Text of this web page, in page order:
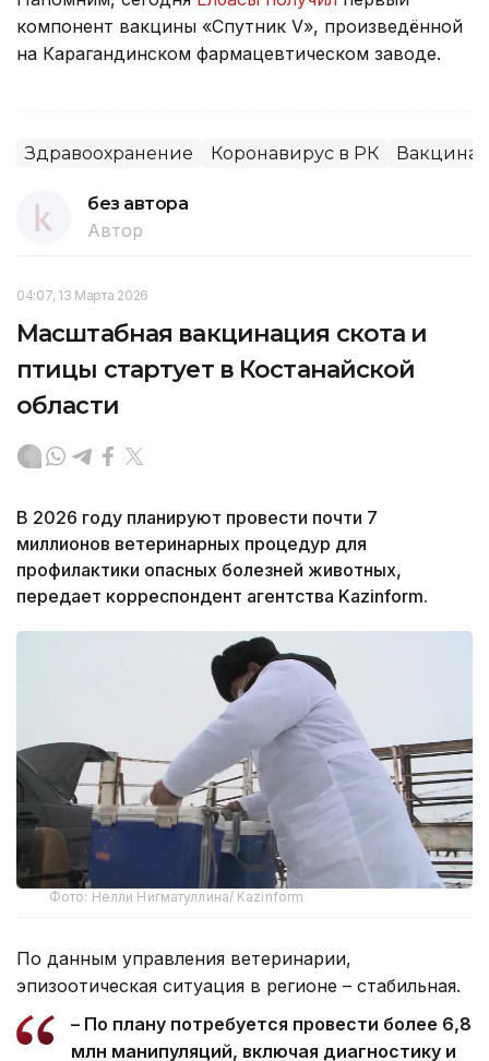
компонент вакцины «Спутник V», произведённой
на Карагандинском фармацевтическом заводе.
Здравоохранение Коронавирус в РК
без автора
Автор
04:07, 13 Марта 2026
Масштабная вакцинация скота и
птицы стартует в Костанайской
области
В 2026 году планируют провести почти 7
миллионов ветеринарных процедур для
профилактики опасных болезней животных,
передает корреспондент агентства Kazinform.
Фото: Нелли Нигматуллина/ Kazinform
По данным управления ветеринарии,
эпизоотическая ситуация в регионе – стабильная.
– По плану потребуется провести более 6,8
млн манипуляций, включая диагностику и